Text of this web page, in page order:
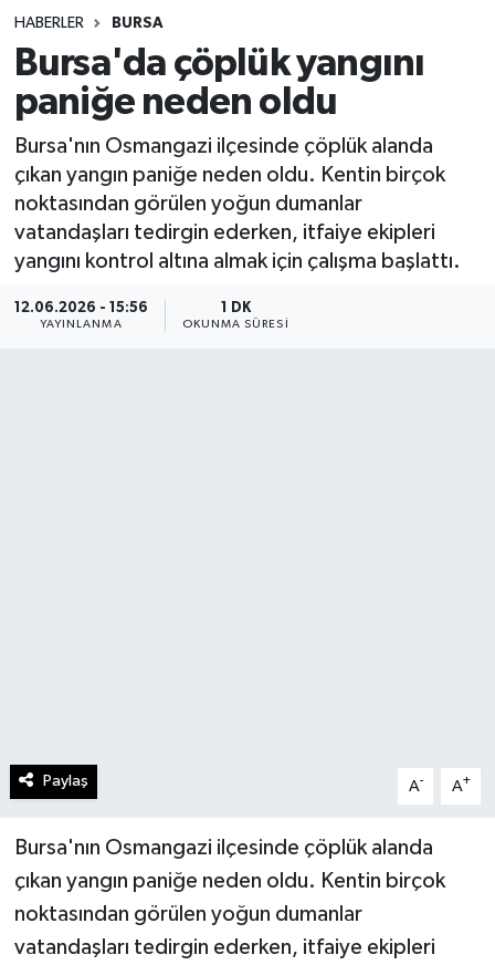
HABERLER BURSA
Bursa'da çöplük yangını
paniğe neden oldu
Bursa'nın Osmangazi ilçesinde çöplük alanda
çıkan yangın paniğe neden oldu. Kentin birçok
noktasından görülen yoğun dumanlar
vatandaşları tedirgin ederken, itfaiye ekipleri
yangını kontrol altına almak için çalışma başlattı.
12.06.2026 - 15:56
YAYINLANMA
1 DK
OKUNMA SÜRESI
Paylaş A- A+
Bursa'nın Osmangazi ilçesinde çöplük alanda
çıkan yangın paniğe neden oldu. Kentin birçok
noktasından görülen yoğun dumanlar
vatandaşları tedirgin ederken, itfaiye ekipleri
Spor
Teknoloji
Yaşam